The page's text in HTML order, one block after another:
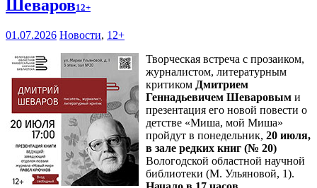
Шеваров12+
01.07.2026 Новости, 12+
Творческая встреча с прозаиком,
журналистом, литературным
критиком Дмитрием
Геннадьевичем Шеваровым и
презентация его новой повести о
детстве «Миша, мой Миша»
пройдут в понедельник, 20 июля,
в зале редких книг (№ 20)
Вологодской областной научной
библиотеки (М. Ульяновой, 1).